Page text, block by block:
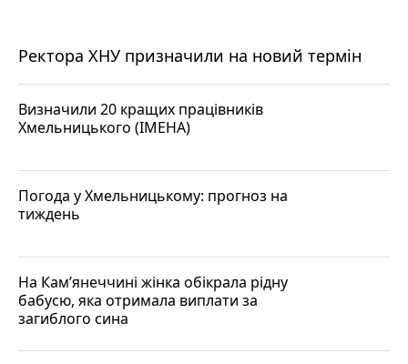
Ректора ХНУ призначили на новий термін
Визначили 20 кращих працівників
Хмельницького (ІМЕНА)
Погода у Хмельницькому: прогноз на
тиждень
На Кам’янеччині жінка обікрала рідну
бабусю, яка отримала виплати за
загиблого сина